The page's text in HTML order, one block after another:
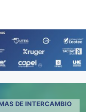
DE INTERCAMBIO